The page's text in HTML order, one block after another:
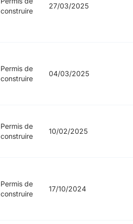
construire
27/03/2025
Permis de
construire
04/03/2025
Permis de
construire
10/02/2025
Permis de
construire
17/10/2024